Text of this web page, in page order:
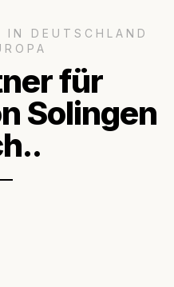
IN DEUTSCHLAND
für
Solingen